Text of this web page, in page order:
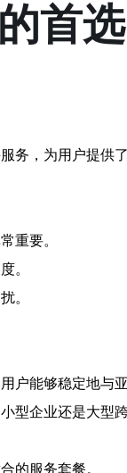
首选
务，为用户提供
重要。
。
。
能够稳定地与
型企业还是大型
的服务套餐。